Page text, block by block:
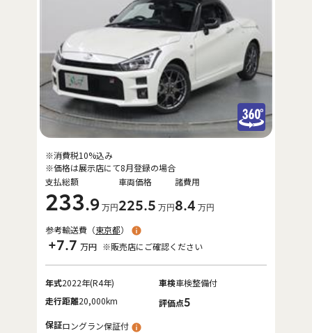
支払総額
233.9 万円
車両価格
225.5 万円
諸費用
8.4 万円
※消費税10%込み
※価格は展示店にて8月登録の場合
参考輸送費（東京都）
+7.7 万円 ※販売店にご確認ください
年式2022年(R4年) 車検車検整備付
走行距離20,000km 評価点5
保証ロングラン保証付